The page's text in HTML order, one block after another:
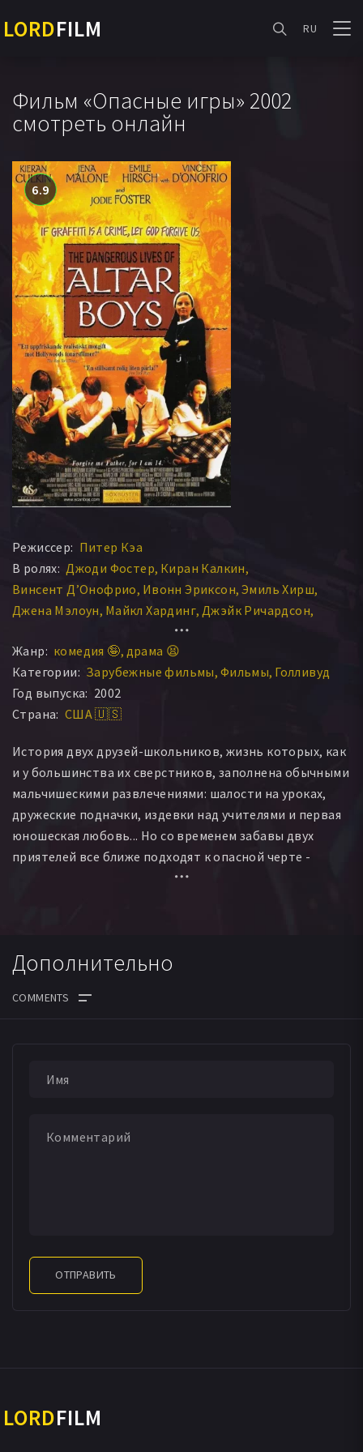
LORDFILM RU
Фильм «Опасные игры» 2002
смотреть онлайн
6.9
Режиссер: Питер Кэа
В ролях: Джоди Фостер Киран Калкин
Винсент Д’Онофрио Ивонн Эриксон Эмиль Хирш
Джена Мэлоун Майкл Хардинг Джэйк Ричардсон
Мелисса Сюзанн МакБрайд Тайлер Лонг
Артур Бриджерс Скотт Симпсон
Келвин О’Брайант Мишель Сейдман Джеффри Уэст
Никки Олсон Карсон Пижотт
Жанр: комедия 🤪 драма 😫
Категории: Зарубежные фильмы Фильмы Голливуд
Год выпуска: 2002
Страна: США 🇺🇸
История двух друзей-школьников, жизнь которых, как
и у большинства их сверстников, заполнена обычными
мальчишескими развлечениями: шалости на уроках,
дружеские подначки, издевки над учителями и первая
юношеская любовь... Но со временем забавы двух
приятелей все ближе подходят к опасной черте -
ставкой в новой «игре» становится жизнь человека.
Дополнительно
ОТПРАВИТЬ
LORDFILM